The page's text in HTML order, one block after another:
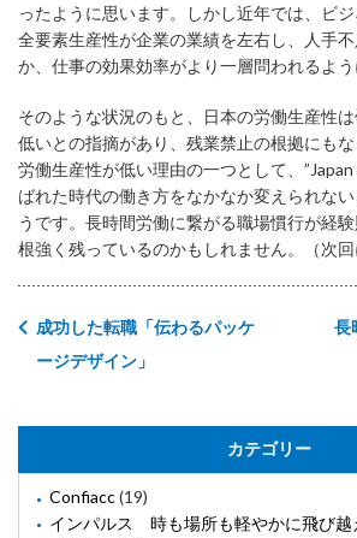
ったように思います。しかし近年では、ビ
全要素生産性が企業の業績を左右し、人手
か、仕事の効果効率がより一層問われるよう
そのような状況のもと、日本の労働生産性
低いとの指摘があり、残業禁止の根拠にもな
労働生産性が低い理由の一つとして、
ばれた時代の働き方をなかなか変えられな
うです。長時間労働に繋がる職場慣行が経
根強く残っているのかもしれません。（次回
長
成功した転職「伝わるパッケ
ージデザイン」
カテゴリー
Confiacc(19)
インパルス 時も場所も軽やかに飛び越